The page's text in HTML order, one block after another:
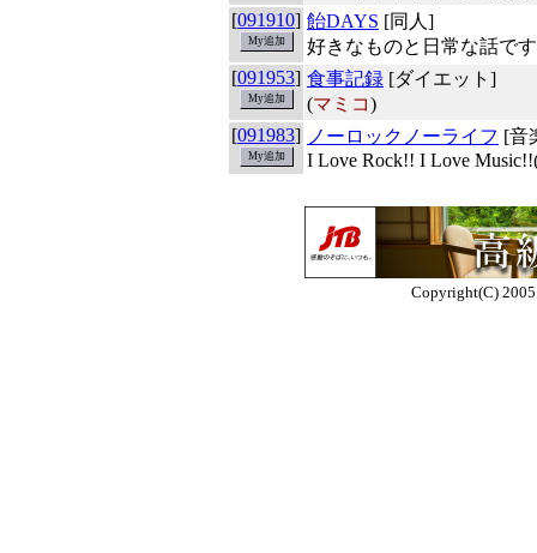
[091910] 飴DAYS [同人]
好きなものと日常な話で
[091953] 食事記録 [ダイエット]
(マミコ)
[091983] ノーロックノーライフ [音
I Love Rock!! I Love
Copyright(C)